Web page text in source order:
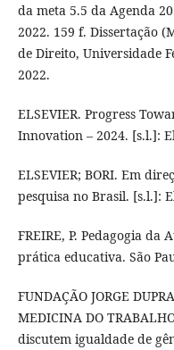
da meta 5.5 da Agenda
2022. 159 f. Dissertação
de Direito, Universidade
2022.
ELSEVIER. Progress
Innovation – 2024. [s.l.]:
ELSEVIER; BORI. Em
pesquisa no Brasil. [s.l.]:
FREIRE, P. Pedagogia da
prática educativa. São
FUNDAÇÃO JORGE
MEDICINA DO
discutem igualdade de